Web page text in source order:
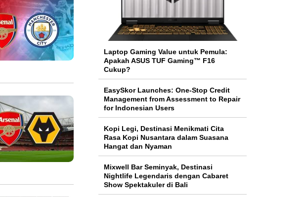
Laptop Gaming Value untuk Pemula:
Apakah ASUS TUF Gaming™ F16
Cukup?
EasySkor Launches: One-Stop Credit
Management from Assessment to Repair
for Indonesian Users
Kopi Legi, Destinasi Menikmati Cita
Rasa Kopi Nusantara dalam Suasana
Hangat dan Nyaman
Mixwell Bar Seminyak, Destinasi
Nightlife Legendaris dengan Cabaret
Show Spektakuler di Bali